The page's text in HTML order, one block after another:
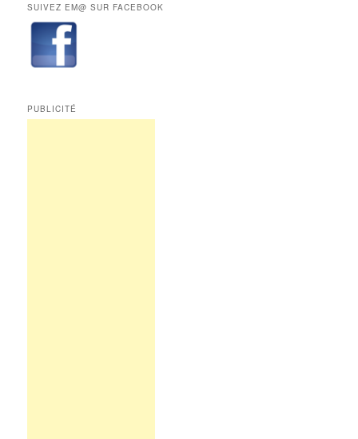
de
Edition
Multimédi@
SUIVEZ EM@ SUR FACEBOOK
PUBLICITÉ